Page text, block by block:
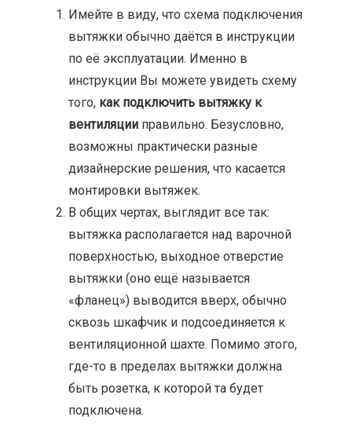
Имейте в виду, что схема подключения
вытяжки обычно даётся в инструкции
по её эксплуатации. Именно в
инструкции Вы можете увидеть схему
того, как подключить вытяжку к
вентиляцииправильно. Безусловно,
возможны практически разные
дизайнерские решения, что касается
монтировки вытяжек.
В общих чертах, выглядит все так:
вытяжка располагается над варочной
поверхностью, выходное отверстие
вытяжки (оно ещё называется
«фланец») выводится вверх, обычно
сквозь шкафчик и подсоединяется к
вентиляционной шахте. Помимо этого,
где-то в пределах вытяжки должна
быть розетка, к которой та будет
подключена.